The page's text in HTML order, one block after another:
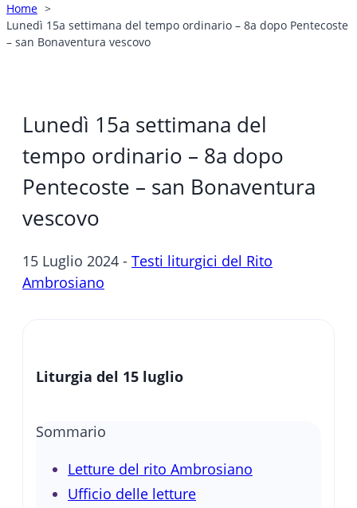
Home
Lunedì 15a settimana del tempo ordinario – 8a dopo Pentecoste
– san Bonaventura vescovo
Lunedì 15a settimana del
tempo ordinario – 8a dopo
Pentecoste – san Bonaventura
vescovo
15 Luglio 2024 - Testi liturgici del Rito
Ambrosiano
Liturgia del 15 luglio
Sommario
Letture del rito Ambrosiano
Ufficio delle letture